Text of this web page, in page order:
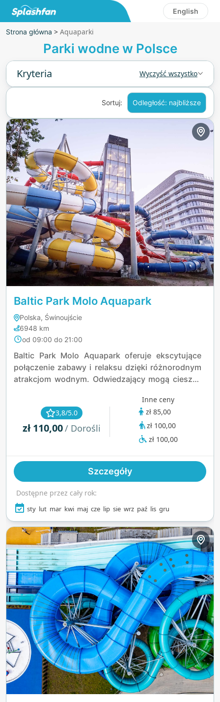
English
Strona główna > Aquaparki
Parki wodne w Polsce
Kryteria Wyczyść wszystko
Sortuj: Odległość: najbliższe
Baltic Park Molo Aquapark
Polska, Świnoujście
6948 km
od 09:00 do 21:00
Baltic Park Molo Aquapark oferuje ekscytujące
połączenie zabawy i relaksu dzięki różnorodnym
atrakcjom wodnym. Odwiedzający mogą cieszyć
zakrętów, basenem z falami naśladującymi rytm
oceanu oraz przestronnymi basenami idealnymi
zarówno dla rodzin, jak i pływaków. Aquapark
posiada także kojącą strefę wellness z saunami i
adrenaliną a spokojem. Dzięki nowoczesnym
udogodnieniom i żywej atmosferze jest to
szukają zarówno przygody, jak i relaksu nad
morzem.
3,8/5.0
zł 110,00/ Dorośli
Inne ceny
zł 85,00
zł 100,00
zł 100,00
Szczegóły
Dostępne przez cały rok:
sty lut mar kwi maj cze lip sie wrz paź lis gru